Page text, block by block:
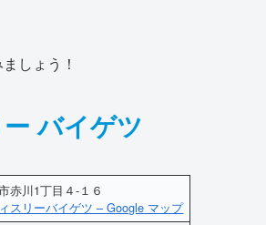
しょう！
バイゲツ
赤川1丁目４‐１６
スリーバイゲツ – Google マップ